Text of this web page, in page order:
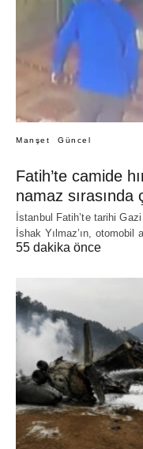
Manşet Güncel
Fatih’te camide
namaz sırasında
İstanbul Fatih’te tarihi
İshak Yılmaz’ın, otomobil
55 dakika önce